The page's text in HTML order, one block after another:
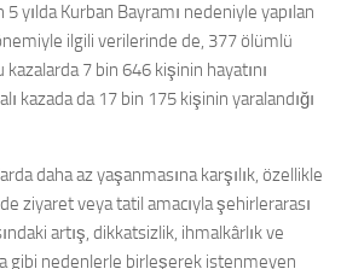
yılda Kurban Bayramı nedeniyle yapılan
ilgili verilerinde de, 377 ölümlü
7 bin 646 kişinin hayatını
kazada da 17 bin 175 kişinin yaralandığı
daha az yaşanmasına karşılık, özellikle
ziyaret veya tatil amacıyla şehirlerarası
artış, dikkatsizlik, ihmalkârlık ve
gibi nedenlerle birleşerek istenmeyen